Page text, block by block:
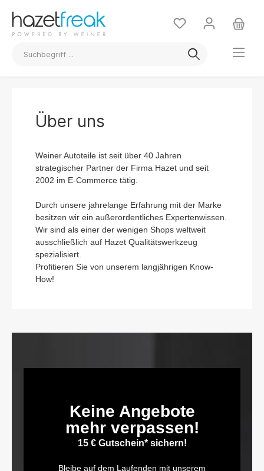
Über uns
Weiner Autoteile ist seit über 40 Jahren
strategischer Partner der Firma Hazet und seit
2002 im E-Commerce tätig.
Durch unsere jahrelange Erfahrung mit der Marke
besitzen wir ein außerordentliches Expertenwissen.
Wir sind als einer der wenigen Shops weltweit
ausschließlich auf Hazet Qualitätswerkzeug
spezialisiert.
Profitieren Sie von unserem langjährigen Know-
How!
Keine Angebote
mehr verpassen!
15 € Gutschein* sichern!
Bleibe auf dem Laufenden mit unserem